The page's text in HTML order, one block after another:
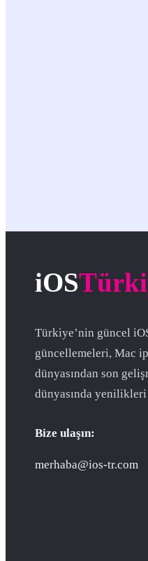
iOS
Türkiye’nin güncel
güncellemeleri, Mac
dünyasından son
dünyasında
Bize ulaşın:
merhaba@ios-tr.com